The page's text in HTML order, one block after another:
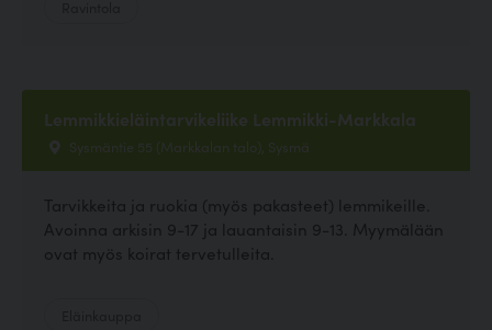
Lemmikkieläintarvikeliike Lemmikki-Markkala
Sysmäntie 55 (Markkalan talo), Sysmä
Tarvikkeita ja ruokia (myös pakasteet) lemmikeille.
Avoinna arkisin 9-17 ja lauantaisin 9-13. Myymälään
ovat myös koirat tervetulleita.